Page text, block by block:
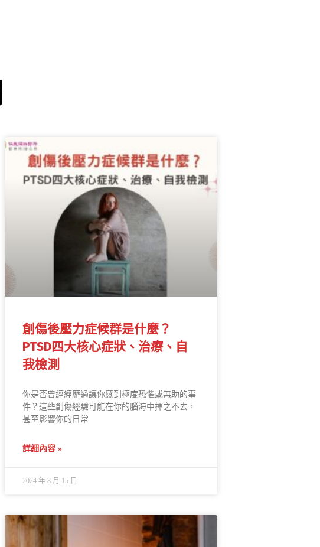
創傷後壓力症候群是什麼？
PTSD四大核心症狀、治療、自
我檢測
你是否曾經經歷過讓你感到極度恐懼或無助的事
件？這些創傷經驗可能在你的腦海中揮之不去，
甚至影響你的日常
詳細內容 »
2024 年 8 月 15 日